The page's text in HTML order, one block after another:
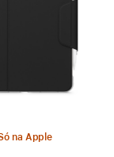
na Apple